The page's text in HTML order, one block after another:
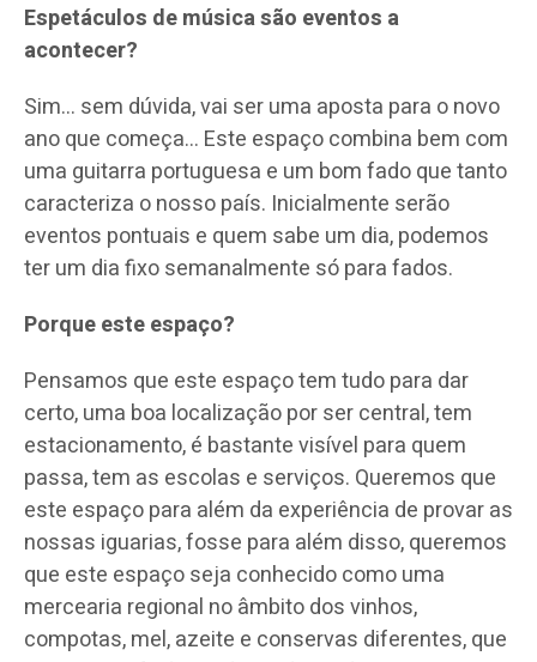
Espetáculos de música são eventos a
acontecer?
Sim… sem dúvida, vai ser uma aposta para o novo
ano que começa… Este espaço combina bem com
uma guitarra portuguesa e um bom fado que tanto
caracteriza o nosso país. Inicialmente serão
eventos pontuais e quem sabe um dia, podemos
ter um dia fixo semanalmente só para fados.
Porque este espaço?
Pensamos que este espaço tem tudo para dar
certo, uma boa localização por ser central, tem
estacionamento, é bastante visível para quem
passa, tem as escolas e serviços. Queremos que
este espaço para além da experiência de provar as
nossas iguarias, fosse para além disso, queremos
que este espaço seja conhecido como uma
mercearia regional no âmbito dos vinhos,
compotas, mel, azeite e conservas diferentes, que